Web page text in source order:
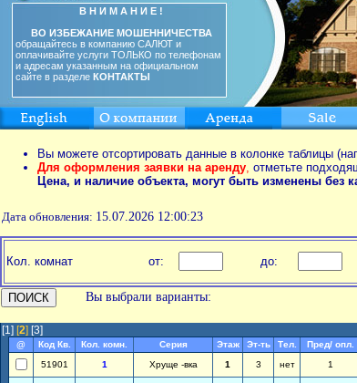
В Н И М А Н И Е !
ВО ИЗБЕЖАНИЕ МОШЕННИЧЕСТВА
обращайтесь в компанию САЛЮТ и
оплачивайте услуги ТОЛЬКО по телефонам
и адресам указанным на официальном
сайте в разделе КОНТАКТЫ
Вы можете отсортировать данные в колонке таблицы
Для оформления заявки на аренду, отметьте
Цена, и наличие объекта, могут быть изменены без
Дата обновления: 15.07.2026 12:00:23
Кол. комнат от: до:
Вы выбрали варианты:
[1] [2] [3]
@ Код Кв. Кол. комн. Серия Этаж Эт-ть Тел. Пред/ опл.
51901
1 Хруще -вка 1 3 нет 1